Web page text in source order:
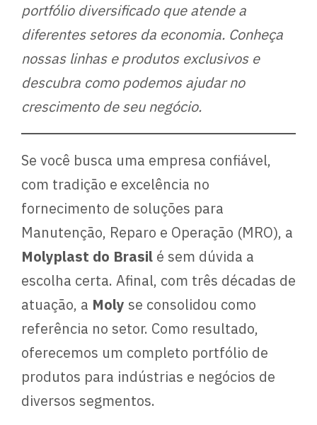
portfólio diversificado que atende a
diferentes setores da economia. Conheça
nossas linhas e produtos exclusivos e
descubra como podemos ajudar no
crescimento de seu negócio.
Se você busca uma empresa confiável,
com tradição e excelência no
fornecimento de soluções para
Manutenção, Reparo e Operação (MRO), a
Molyplast do Brasil é sem dúvida a
escolha certa. Afinal, com três décadas de
atuação, a Moly se consolidou como
referência no setor. Como resultado,
oferecemos um completo portfólio de
produtos para indústrias e negócios de
diversos segmentos.